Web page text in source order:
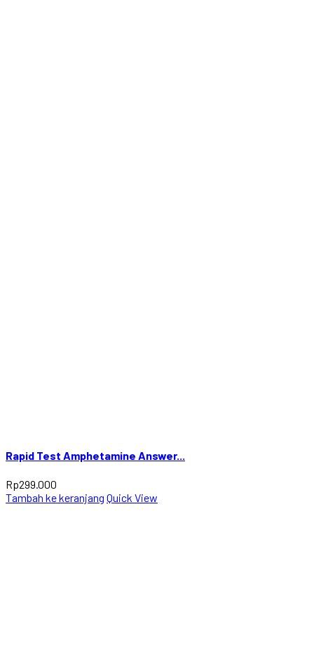
Rapid Test Amphetamine Answer...
Rp299.000
Tambah ke keranjang Quick View